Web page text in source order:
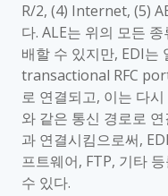
R/2, (4) Internet, (5)
다. ALE는 위의 모든
배할 수 있지만, EDI는
transactional RFC
로 연결되고, 이는 다
와 같은 통신 경로로
과 연결시킴으로써,
프트웨어, FTP, 기타
수 있다.